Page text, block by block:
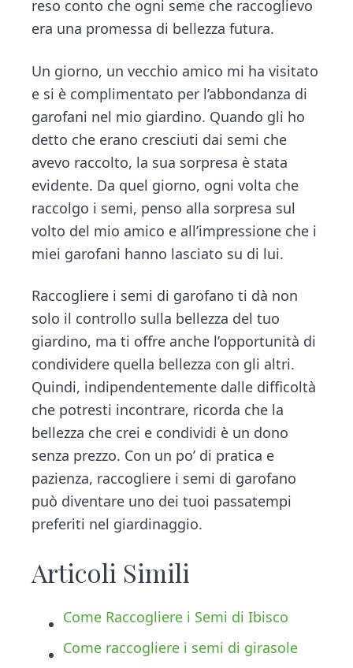
reso conto che ogni seme che raccoglievo
era una promessa di bellezza futura.
Un giorno, un vecchio amico mi ha visitato
e si è complimentato per l’abbondanza di
garofani nel mio giardino. Quando gli ho
detto che erano cresciuti dai semi che
avevo raccolto, la sua sorpresa è stata
evidente. Da quel giorno, ogni volta che
raccolgo i semi, penso alla sorpresa sul
volto del mio amico e all’impressione che i
miei garofani hanno lasciato su di lui.
Raccogliere i semi di garofano ti dà non
solo il controllo sulla bellezza del tuo
giardino, ma ti offre anche l’opportunità di
condividere quella bellezza con gli altri.
Quindi, indipendentemente dalle difficoltà
che potresti incontrare, ricorda che la
bellezza che crei e condividi è un dono
senza prezzo. Con un po’ di pratica e
pazienza, raccogliere i semi di garofano
può diventare uno dei tuoi passatempi
preferiti nel giardinaggio.
Articoli Simili
Come Raccogliere i Semi di Ibisco
Come raccogliere i semi di girasole